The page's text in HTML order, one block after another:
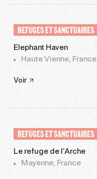
REFUGES ET SANCTUAIRES
Elephant Haven
Haute Vienne, France
Voir
REFUGES ET SANCTUAIRES
Le refuge de l’Arche
Mayenne, France